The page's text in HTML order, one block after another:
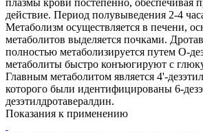
плазмы крови постепенно, обеспечивая
действие. Период полувыведения 2-4
Метаболизм осуществляется в печени,
метаболитов выделяется почками.
полностью метаболизируется путем О-
метаболиты быстро конъюгируют с
Главным метаболитом является 4'-
которого были идентифицированы 6-
дезэтилдротавералдин.
Показания к применению